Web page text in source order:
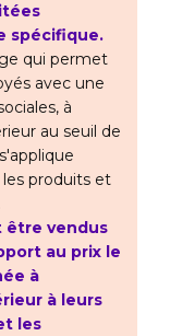
spécifique.
qui permet
avec une
à
au seuil de
produits et
être vendus
au prix le
à
à leurs
les